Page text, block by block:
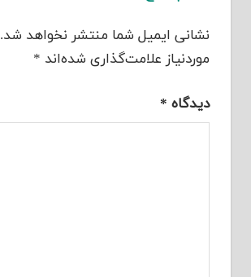
نشانی ایمیل شما منتشر نخواهد شد.
موردنیاز علامت‌گذاری شده‌اند *
دیدگاه *